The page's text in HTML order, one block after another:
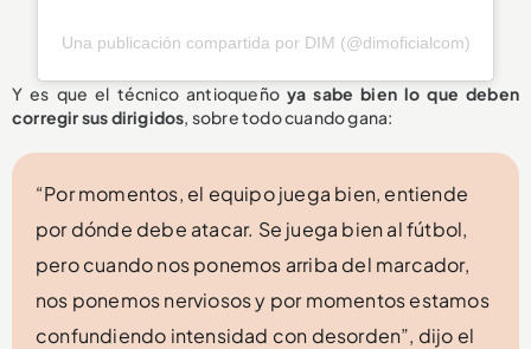
Una publicación compartida por DIM (@dimoficialcom)
Y es que el técnico antioqueño ya sabe bien lo que deben
corregir sus dirigidos, sobre todo cuando gana:
“Por momentos, el equipo juega bien, entiende
por dónde debe atacar. Se juega bien al fútbol,
pero cuando nos ponemos arriba del marcador,
nos ponemos nerviosos y por momentos estamos
confundiendo intensidad con desorden”, dijo el